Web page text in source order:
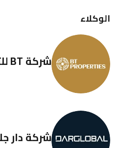
الوكلاء
شركة BT للتطوير العقاري
شركة دار